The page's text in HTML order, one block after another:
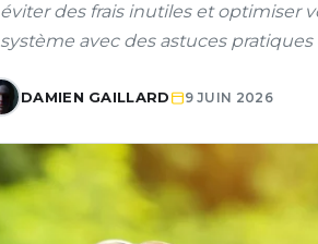
éviter des frais inutiles et optimiser
système avec des astuces
DAMIEN GAILLARD 9 JUIN 2026